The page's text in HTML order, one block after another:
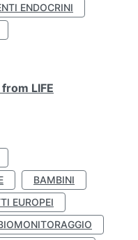
ENDOCRINI
LIFE
BAMBINI
EUROPEI